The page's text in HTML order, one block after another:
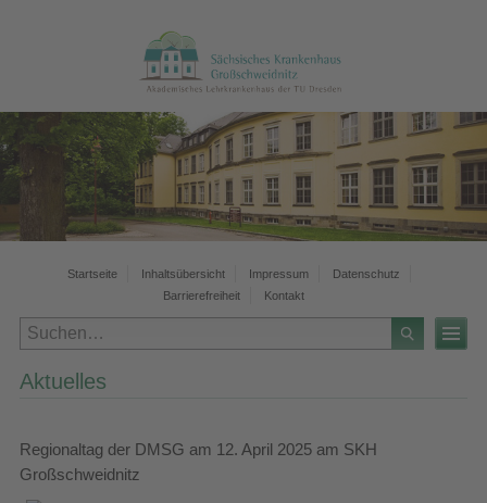
Startseite Inhaltsübersicht Impressum
Datenschutz
Barrierefreiheit
Kontakt
Aktuelles
Regionaltag der DMSG am 12. April 2025 am SKH
Großschweidnitz